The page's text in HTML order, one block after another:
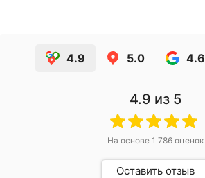
4.9 5.0 4.6
4.9 из 5
На основе 1 786оценок
Оставить отзыв